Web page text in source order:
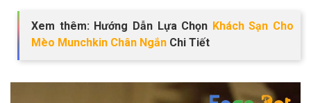
Xem thêm: Hướng Dẫn Lựa Chọn Khách Sạn Cho
Mèo Munchkin Chân Ngắn Chi Tiết